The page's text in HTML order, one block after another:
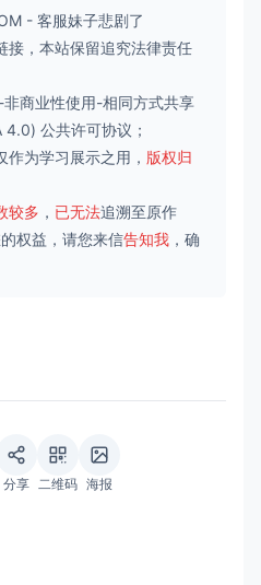
- 客服妹子悲剧了
接，本站保留追究法律责任
商业性使用-相同方式共享
公共许可协议；
作为学习展示之用， 版权归
较多 ， 已无法追溯至原作
权益，请您来信告知我 ，确
分享 二维码 海报